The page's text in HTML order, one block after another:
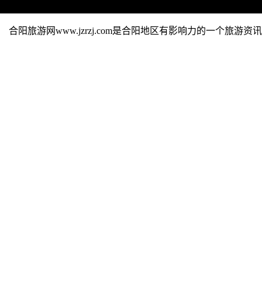
合阳旅游网www.jzrzj.com是合阳地区有影响力的一个旅游